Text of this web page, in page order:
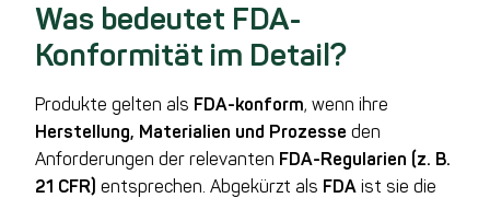
Was bedeutet FDA-
Konformität im Detail?
Produkte gelten als FDA-konform, wenn ihre
Herstellung, Materialien und Prozesse den
Anforderungen der relevanten FDA-Regularien (z. B.
21 CFR) entsprechen. Abgekürzt als FDA ist sie die